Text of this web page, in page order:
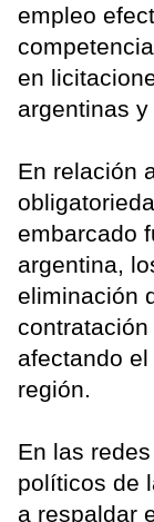
empleo
en
argentinas
En relación
embarcado
argentina,
eliminación
afectando
región.
En las
políticos de
a respaldar